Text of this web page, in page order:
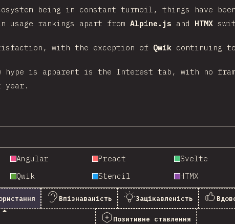
being in constant turmoil, things have
usage rankings apart from Alpine.js and HTMX
with the exception of Qwik continuing
hype is apparent is the Interest tab, with no
year.
Angular Preact Svelte
Qwik Stencil HTMX
Впізнаваність Зацікавленість
Позитивне ставлення